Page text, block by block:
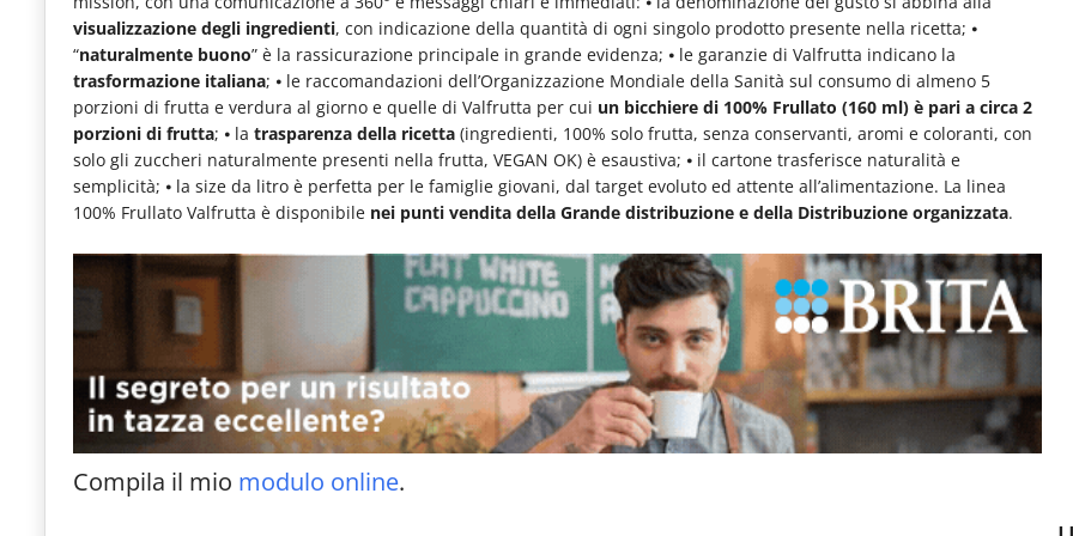
le
novità
del
comparto
Horeca.
visualizzazione degli ingredienti, con indicazione della quantità di ogni singolo prodotto presente nella ricetta; ⦁
“naturalmente buono” è la rassicurazione principale in grande evidenza; ⦁ le garanzie di Valfrutta indicano la
trasformazione italiana; ⦁ le raccomandazioni dell’Organizzazione Mondiale della Sanità sul consumo di almeno 5
porzioni di frutta e verdura al giorno e quelle di Valfrutta per cui un bicchiere di 100% Frullato (160 ml) è pari a circa 2
porzioni di frutta; ⦁ la trasparenza della ricetta (ingredienti, 100% solo frutta, senza conservanti, aromi e coloranti, con
solo gli zuccheri naturalmente presenti nella frutta, VEGAN OK) è esaustiva; ⦁ il cartone trasferisce naturalità e
semplicità; ⦁ la size da litro è perfetta per le famiglie giovani, dal target evoluto ed attente all’alimentazione. La linea
100% Frullato Valfrutta è disponibile nei punti vendita della Grande distribuzione e della Distribuzione organizzata.
Compila il mio modulo online.